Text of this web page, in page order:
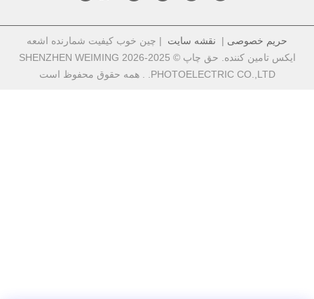
حریم خصوصی | نقشه سایت | چین خوب کیفیت شمارنده اشعه
ایکس تامین کننده. حق چاپ © 2025-2026 SHENZHEN WEIMING
PHOTOELECTRIC CO.,LTD. . همه حقوق محفوظ است